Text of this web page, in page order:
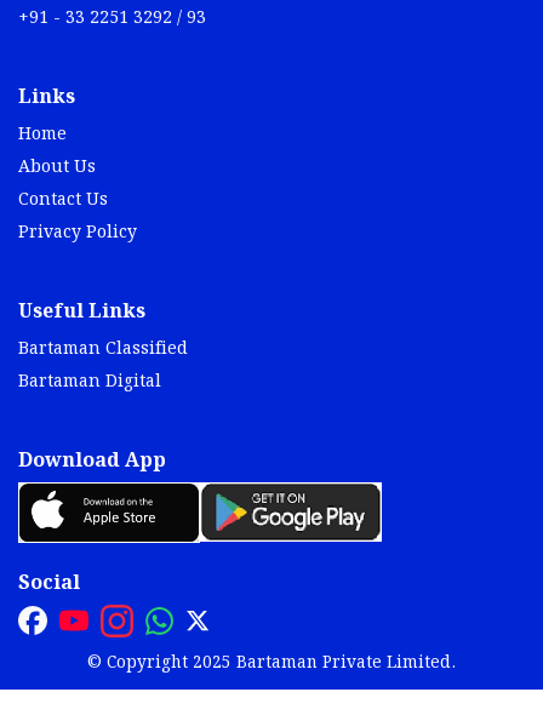
+91 - 33 2251 3292 / 93
Links
Home
About Us
Contact Us
Privacy Policy
Useful Links
Bartaman Classified
Bartaman Digital
Download App
Social
© Copyright 2025 Bartaman Private Limited.